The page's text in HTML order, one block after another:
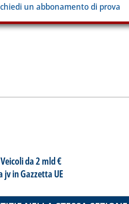
un abbonamento di prova
da 2 mld €
jv in Gazzetta UE